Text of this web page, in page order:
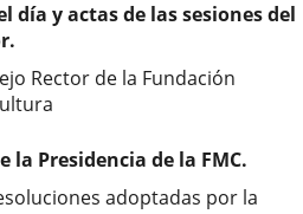
día y actas de las sesiones del
Rector de la Fundación
la Presidencia de la FMC.
adoptadas por la